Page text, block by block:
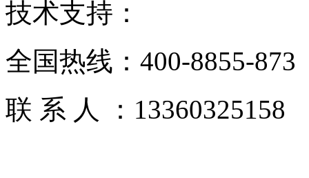
技术支持：
全国热线： 400-8855-873
联 系 人 ： 13360325158